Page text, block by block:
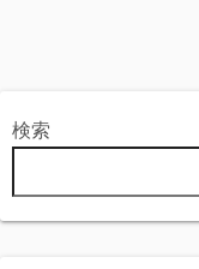
検索